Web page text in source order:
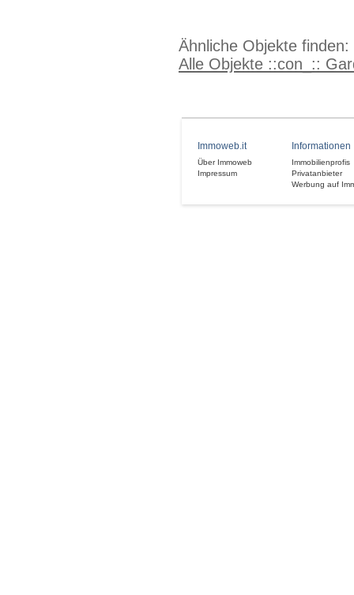
Ähnliche Objekte finden:
Alle Objekte ::con_::
Immoweb.it
Über Immoweb
Impressum
Informationen
Immobilienprofis
Privatanbieter
Werbung auf